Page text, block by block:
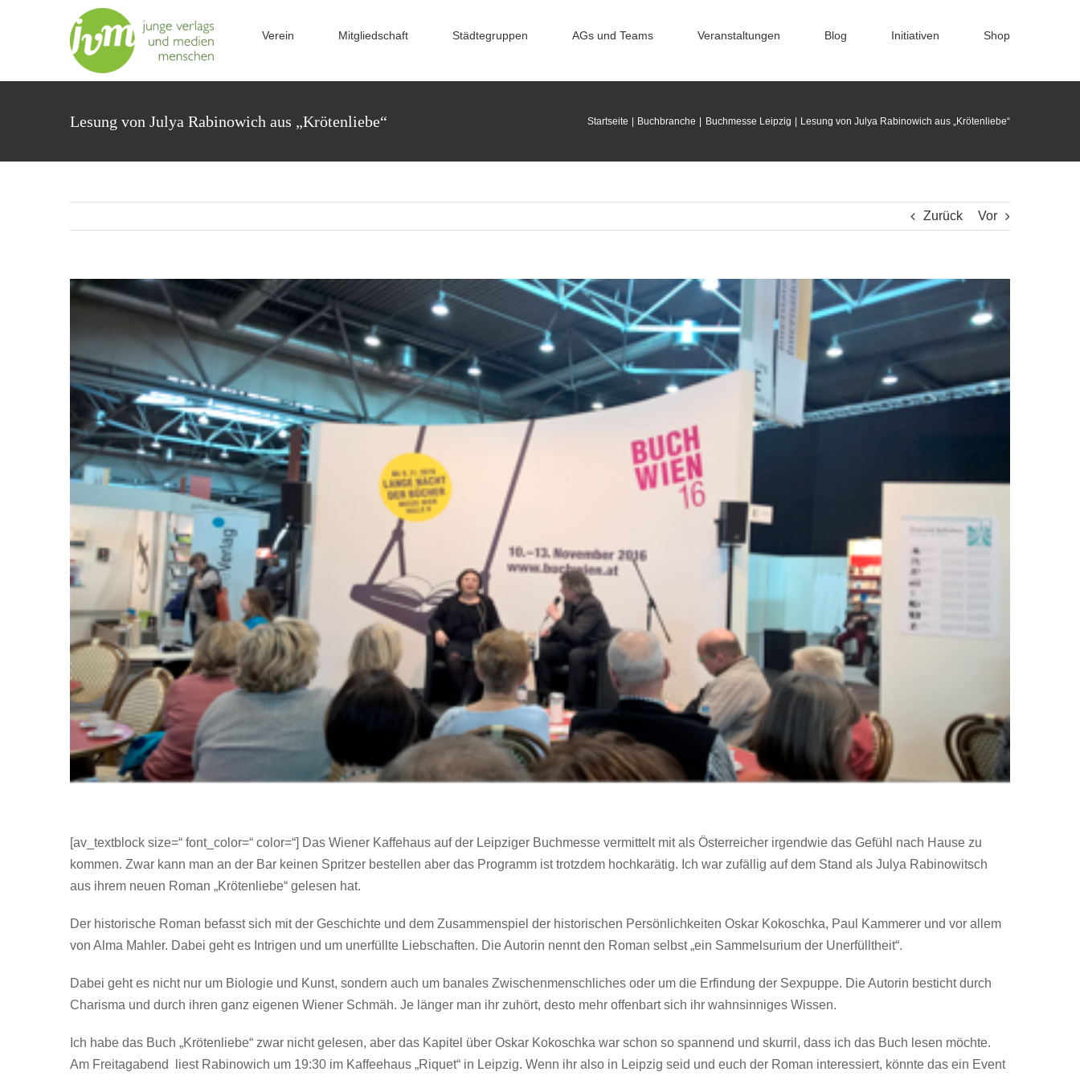
Verein Mitgliedschaft Städtegruppen AGs und Teams Veranstaltungen Blog Initiativen Shop
Lesung von Julya Rabinowich aus „Krötenliebe“ Startseite Buchbranche Buchmesse Leipzig Lesung von Julya Rabinowich aus „Krötenliebe“
Zurück Vor
Zeige
[av_textblock size=“ font_color=“ color=“] Das Wiener Kaffehaus auf der Leipziger Buchmesse vermittelt mit als Österreicher irgendwie das Gefühl nach Hause zu
kommen. Zwar kann man an der Bar keinen Spritzer bestellen aber das Programm ist trotzdem hochkarätig. Ich war zufällig auf dem Stand als Julya Rabinowitsch
aus ihrem neuen Roman „Krötenliebe“ gelesen hat.
Der historische Roman befasst sich mit der Geschichte und dem Zusammenspiel der historischen Persönlichkeiten Oskar Kokoschka, Paul Kammerer und vor allem
von Alma Mahler. Dabei geht es Intrigen und um unerfüllte Liebschaften. Die Autorin nennt den Roman selbst „ein Sammelsurium der Unerfülltheit“.
Dabei geht es nicht nur um Biologie und Kunst, sondern auch um banales Zwischenmenschliches oder um die Erfindung der Sexpuppe. Die Autorin besticht durch
Charisma und durch ihren ganz eigenen Wiener Schmäh. Je länger man ihr zuhört, desto mehr offenbart sich ihr wahnsinniges Wissen.
Ich habe das Buch „Krötenliebe“ zwar nicht gelesen, aber das Kapitel über Oskar Kokoschka war schon so spannend und skurril, dass ich das Buch lesen möchte.
Am Freitagabend liest Rabinowich um 19:30 im Kaffeehaus „Riquet“ in Leipzig. Wenn ihr also in Leipzig seid und euch der Roman interessiert, könnte das ein Event